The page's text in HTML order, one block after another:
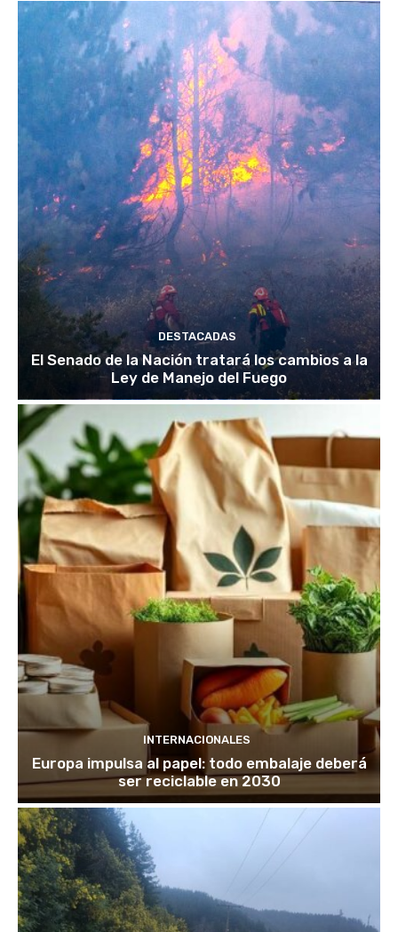
DESTACADAS
El Senado de la Nación tratará los cambios a la
Ley de Manejo del Fuego
INTERNACIONALES
Europa impulsa al papel: todo embalaje deberá
ser reciclable en 2030